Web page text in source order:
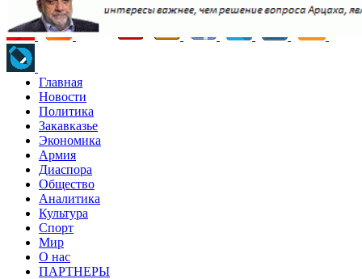
Главная
Новости
Политика
Закавказье
Экономика
Армия
Диаспора
Общество
Аналитика
Культура
Спорт
Мир
О нас
ПАРТНЕРЫ